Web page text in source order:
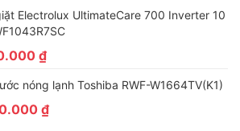
Eco Bubble™
hoạt nước giặt/bột giặt tạo thành bong
vào sợi vải nhanh gấp 40 lần so với
giúp đánh bật vết bẩn tốt hơn 24%*,
chất giặt tẩy và bảo vệ áo quần bền
45%**.
Electrolux UltimateCare 700 Inverter 10
₫
nóng lạnh Toshiba RWF-W1664TV(K1)
₫